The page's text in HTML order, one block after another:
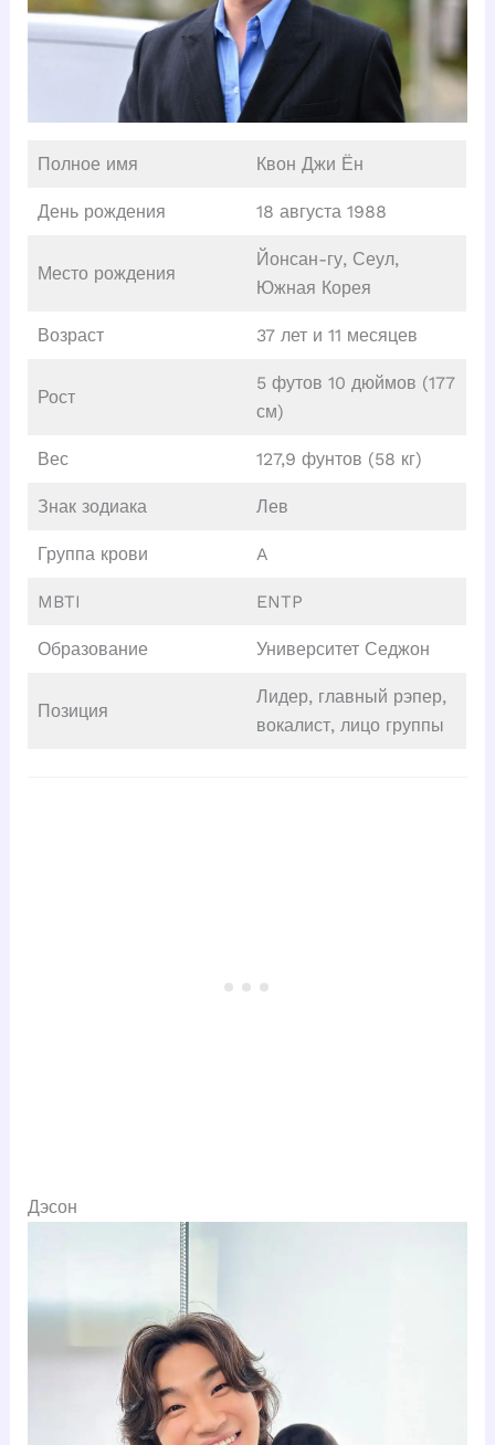
Полное имя Квон Джи Ён
День рождения 18 августа 1988
Место рождения
Йонсан-гу, Сеул,
Южная Корея
Возраст 37 лет и 11 месяцев
Рост
5 футов 10 дюймов (177
см)
Вес 127,9 фунтов (58 кг)
Знак зодиака Лев
Группа крови A
MBTI ENTP
Образование Университет Седжон
Позиция
Лидер, главный рэпер,
вокалист, лицо группы
Дэсон